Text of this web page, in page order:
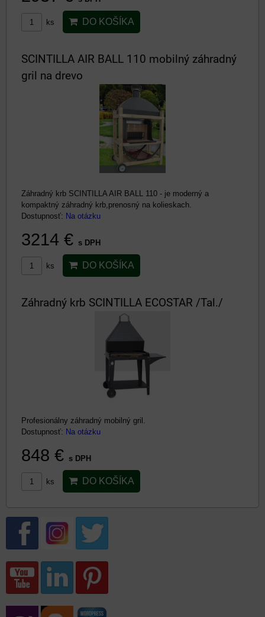
ks DO KOŠÍKA
SCINTILLA AIR BALL 110 mobilný záhradný
gril na drevo
Záhradný krb SCINTILLA AIR BALL 110 - je moderný a
kompaktný záhradný krb,prenosný na kolieskach.
Dostupnosť: Na otázku
3214 € s DPH
ks DO KOŠÍKA
Záhradný krb SCINTILLA ECOSTAR /Tal./
Profesionálny záhradný mobilný gril.
Dostupnosť: Na otázku
848 € s DPH
ks DO KOŠÍKA